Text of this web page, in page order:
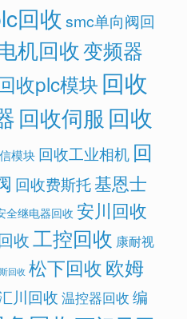
回收 smc单向阀回
机回收变频器
收plc模块 回收
回收伺服 回收
模块 回收工业相机 回
回收费斯托基恩士
全继电器回收 安川回收
收工控回收 康耐视
回收 松下回收欧姆
川回收 温控器回收 编